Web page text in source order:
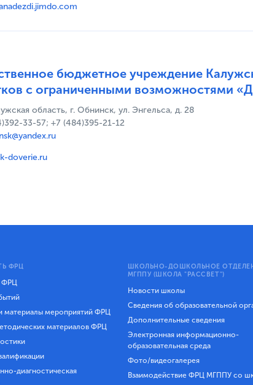
бюджетное учреждение
с ограниченными возможностями
область, г. Обнинск, ул. Энгельса, д. 28
33-57; +7 (484)395-21-12
doverie.ru
ФРЦ
ФРЦ
материалы мероприятий ФРЦ
материалов ФРЦ
диагностическая
ШКОЛЬНО-ДОШКОЛЬНОЕ
МГППУ (ШКОЛА "РАССВЕТ")
Новости школы
Сведения об образовательной
Дополнительные сведения
Электронная информационно-
образовательная среда
Фото/видеогалерея
Взаимодействие ФРЦ МГППУ со